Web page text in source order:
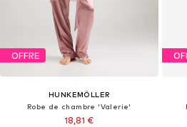
OFFRE
HUNKEMÖLLER
Robe de chambre 'Valerie'
18,81 €